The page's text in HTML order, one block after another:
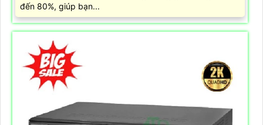
đến 80%, giúp bạn...